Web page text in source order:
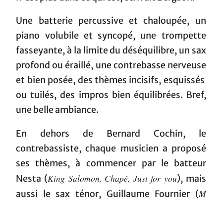
Une batterie percussive et chaloupée, un
piano volubile et syncopé, une trompette
fasseyante, à la limite du déséquilibre, un sax
profond ou éraillé, une contrebasse nerveuse
et bien posée, des thèmes incisifs, esquissés
ou tuilés, des impros bien équilibrées. Bref,
une belle ambiance.
En dehors de Bernard Cochin, le
contrebassiste, chaque musicien a proposé
ses thèmes, à commencer par le batteur
Nesta (King Salomon, Chapé, Just for you), mais
aussi le sax ténor, Guillaume Fournier (M